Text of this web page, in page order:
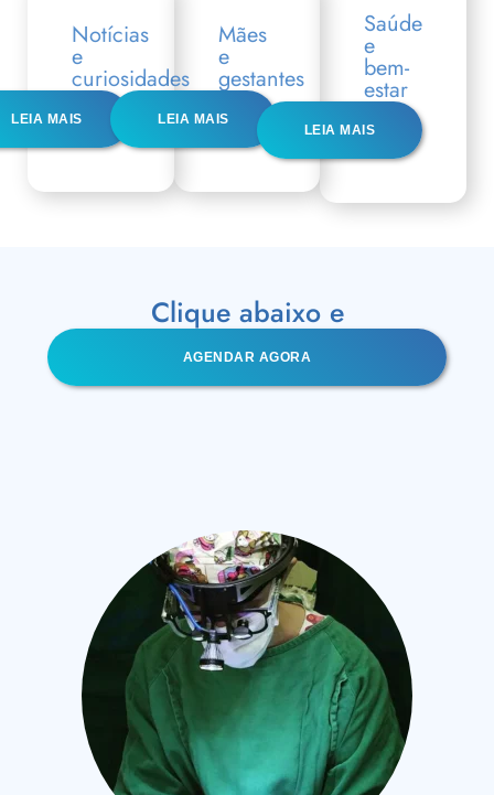
Notícias
e
curiosidades
LEIA MAIS
Mães
e
gestantes
LEIA MAIS
Saúde
e
bem-
estar
LEIA MAIS
Clique abaixo e
AGENDAR AGORA